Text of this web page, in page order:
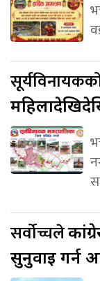
सर्वोच्चले
सुनुवाइ गर्न